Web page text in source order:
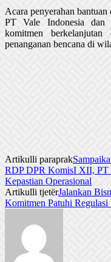
Acara penyerahan
PT Vale Indonesia dan
komitmen berkelanjutan
penanganan bencana di
Artikulli paraprak
RDP DPR KomisI XII, PT
Kepastian Operasional
Artikulli tjetërJalankan
Komitmen Patuhi Regulasi